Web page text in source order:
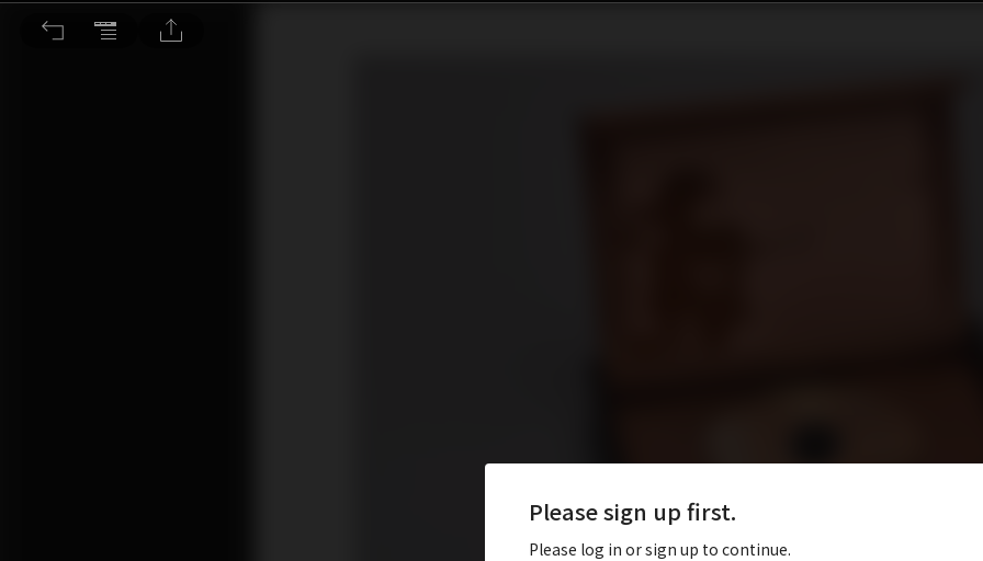
蔡琴「機遇」水晶CD，全球限量50套
Please sign up first.
Please log in or sign up to continue.